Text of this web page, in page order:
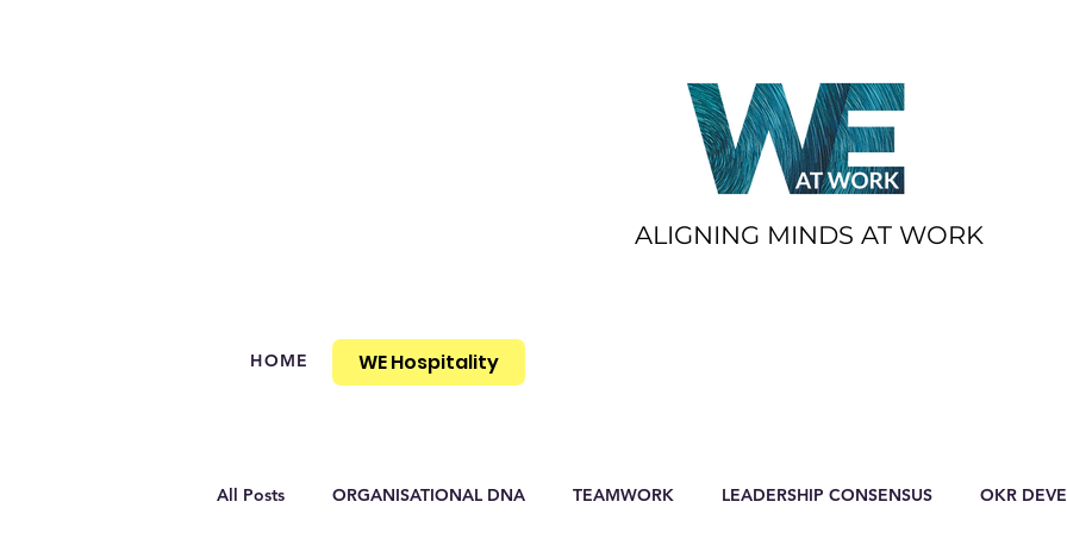
ALIGNING MINDS AT WORK
HOME WE Hospitality
All Posts ORGANISATIONAL DNA TEAMWORK LEADERSHIP CONSENSUS OKR